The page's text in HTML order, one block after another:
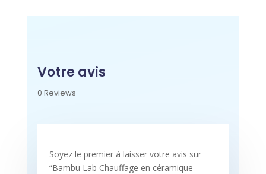
Votre avis
0 Reviews
Soyez le premier à laisser votre avis sur
“Bambu Lab Chauffage en céramique